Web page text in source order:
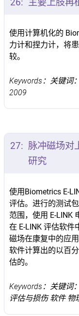
使用计算机化的
力计和捏力计，将
较。
Keywords：关键词
2009
27: 脉冲磁场对
研究
使用Biometrics E-
评估。进行的测试
范围，使用 E-LINK
在 E-LINK 评估软
磁场在康复中的应
软件计算出的以百
估的。
Keywords：关键词
评估与损伤 软件 物